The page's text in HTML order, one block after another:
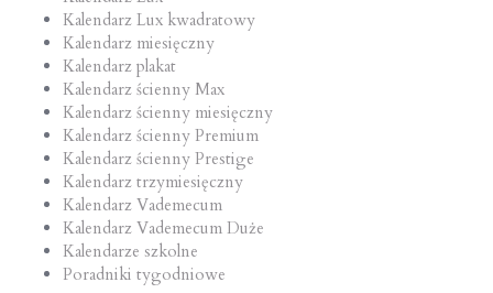
Kalendarz Lux kwadratowy
Kalendarz miesięczny
Kalendarz plakat
Kalendarz ścienny Max
Kalendarz ścienny miesięczny
Kalendarz ścienny Premium
Kalendarz ścienny Prestige
Kalendarz trzymiesięczny
Kalendarz Vademecum
Kalendarz Vademecum Duże
Kalendarze szkolne
Poradniki tygodniowe